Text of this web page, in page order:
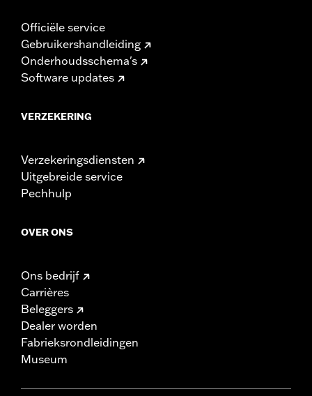
Officiële service
Gebruikershandleiding
Onderhoudsschema's
Software updates
VERZEKERING
Verzekeringsdiensten
Uitgebreide service
Pechhulp
OVER ONS
Ons bedrijf
Carrières
Beleggers
Dealer worden
Fabrieksrondleidingen
Museum